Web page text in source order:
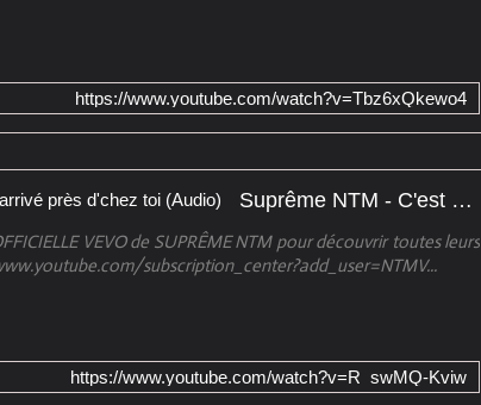
https://www.youtube.com/watch?v=Tbz6xQkewo4
Suprême NTM - C'est arrivé près d'chez toi (Audio)
VEVO de SUPRÊME NTM pour découvrir toutes leurs
subscription_center?add_user=NTMV...
https://www.youtube.com/watch?v=R_swMQ-Kviw